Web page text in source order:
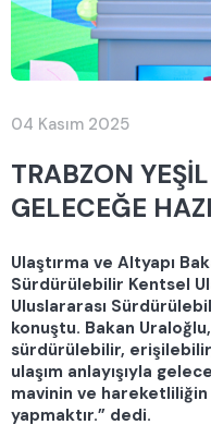
04 Kasım 2025
TRABZON
GELECEĞE
Ulaştırma ve Altyapı
Sürdürülebilir Kentsel
Uluslararası
konuştu. Bakan
sürdürülebilir,
ulaşım anlayışıyla
mavinin ve
yapmaktır.” dedi.